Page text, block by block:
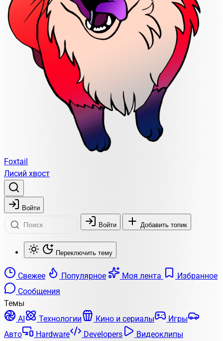
Foxtail
Лисий хвост
Войти
Войти Добавить топик
Переключить тему
Свежее Популярное Моя лента
Избранное
Сообщения
Темы
AI
Технологии Кино и сериалы
Игры
Авто
Hardware Developers
Видеоклипы